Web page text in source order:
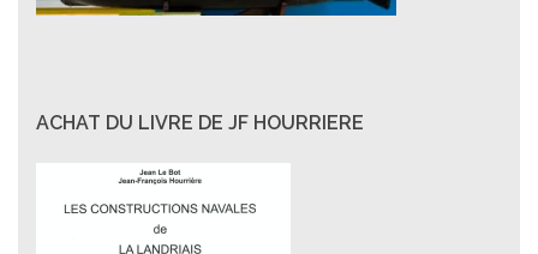
ACHAT DU LIVRE DE JF HOURRIERE